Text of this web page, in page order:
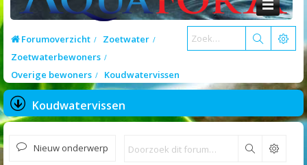
Forumoverzicht
Zoetwater
Zoetwaterbewoners
Overige bewoners
Koudwatervissen
Koudwatervissen
Nieuw onderwerp Zoek